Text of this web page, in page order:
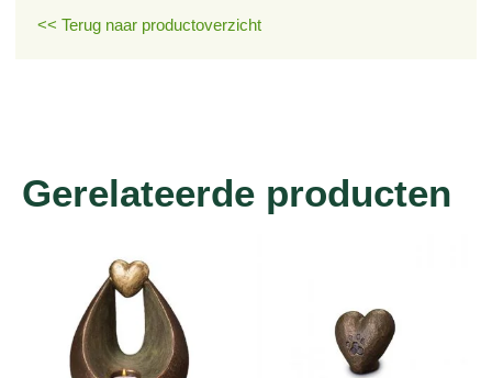
<< Terug naar productoverzicht
Gerelateerde producten